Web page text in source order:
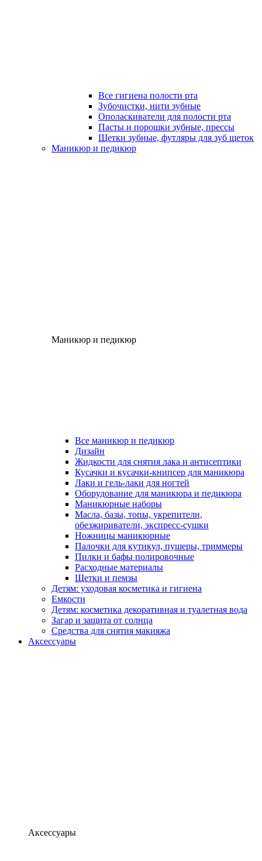
Все гигиена полости рта
Зубочистки, нити зубные
Ополаскиватели для полости рта
Пасты и порошки зубные, прессы
Щетки зубные, футляры для зуб щеток
Маникюр и педикюр
Маникюр и педикюр
Все маникюр и педикюр
Дизайн
Жидкости для снятия лака и антисептики
Кусачки и кусачки-книпсер для маникюра
Лаки и гель-лаки для ногтей
Оборудование для маникюра и педикюра
Маникюрные наборы
Масла, базы, топы, укрепители,
обезжириватели, экспресс-сушки
Ножницы маникюрные
Палочки для кутикул, пушеры, триммеры
Пилки и бафы полировочные
Расходные материалы
Щетки и пемзы
Детям: уходовая косметика и гигиена
Емкости
Детям: косметика декоративная и туалетная вода
Загар и защита от солнца
Средства для снятия макияжа
Аксессуары
Аксессуары